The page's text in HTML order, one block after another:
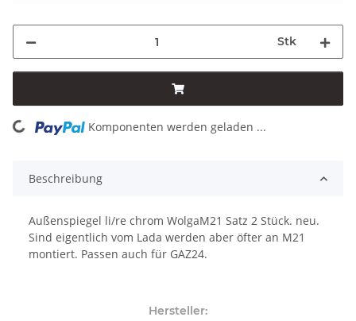
Stk
Loading... Komponenten werden geladen ...
Beschreibung
Außenspiegel li/re chrom WolgaM21 Satz 2 Stück. neu.
Sind eigentlich vom Lada werden aber öfter an M21
montiert. Passen auch für GAZ24.
Hersteller: